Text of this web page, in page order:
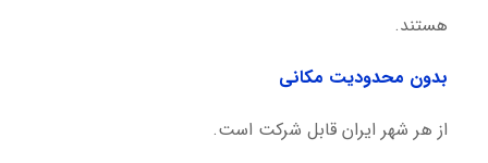
هستند.
بدون محدودیت مکانی
از هر شهر ایران قابل شرکت است.